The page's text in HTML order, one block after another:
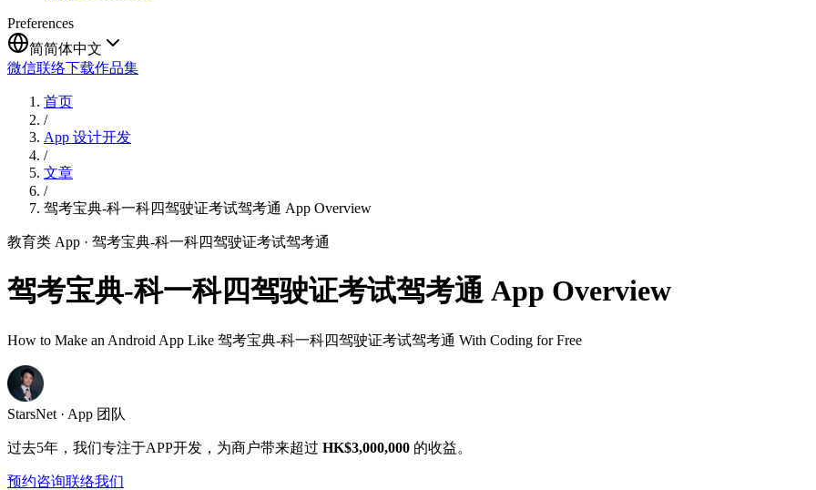
Preferences
简简体中文
微信联络下载作品集
首页
/
App 设计开发
/
文章
/
驾考宝典-科一科四驾驶证考试驾考通 App Overview
教育类 App · 驾考宝典-科一科四驾驶证考试驾考通
驾考宝典-科一科四驾驶证考试驾考通 App Overview
How to Make an Android App Like 驾考宝典-科一科四驾驶证考试驾考通 With Coding for Free
StarsNet · App 团队
过去5年，我们专注于APP开发，为商户带来超过 HK$3,000,000 的收益。
预约咨询联络我们